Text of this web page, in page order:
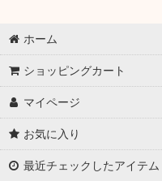
ホーム
ショッピングカート
マイページ
お気に入り
最近チェックしたアイテム